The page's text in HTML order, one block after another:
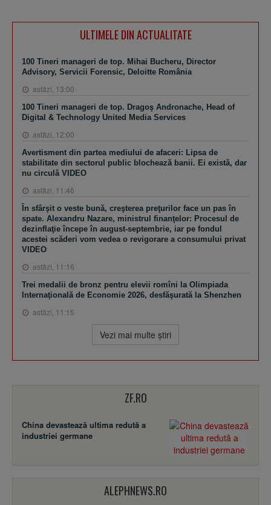
ULTIMELE DIN ACTUALITATE
100 Tineri manageri de top. Mihai Bucheru, Director
Advisory, Servicii Forensic, Deloitte România
astăzi, 13:00
100 Tineri manageri de top. Dragoş Andronache, Head of
Digital & Technology United Media Services
astăzi, 12:00
Avertisment din partea mediului de afaceri: Lipsa de
stabilitate din sectorul public blochează banii. Ei există, dar
nu circulă VIDEO
astăzi, 11:46
În sfârşit o veste bună, creşterea preţurilor face un pas în
spate. Alexandru Nazare, ministrul finanţelor: Procesul de
dezinflaţie începe în august-septembrie, iar pe fondul
acestei scăderi vom vedea o revigorare a consumului privat
VIDEO
astăzi, 11:16
Trei medalii de bronz pentru elevii romîni la Olimpiada
Internaţională de Economie 2026, desfăşurată la Shenzhen
astăzi, 11:15
Vezi mai multe ştiri
ZF.RO
China devastează ultima redută a
industriei germane
ALEPHNEWS.RO